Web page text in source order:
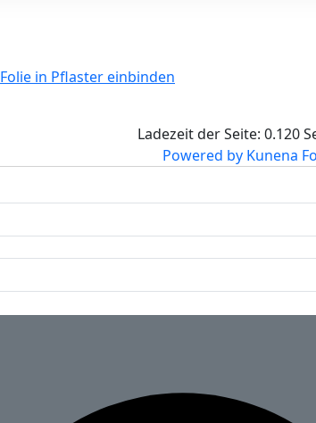
Folie in Pflaster einbinden
Ladezeit der Seite: 0.120
Powered by Kunena